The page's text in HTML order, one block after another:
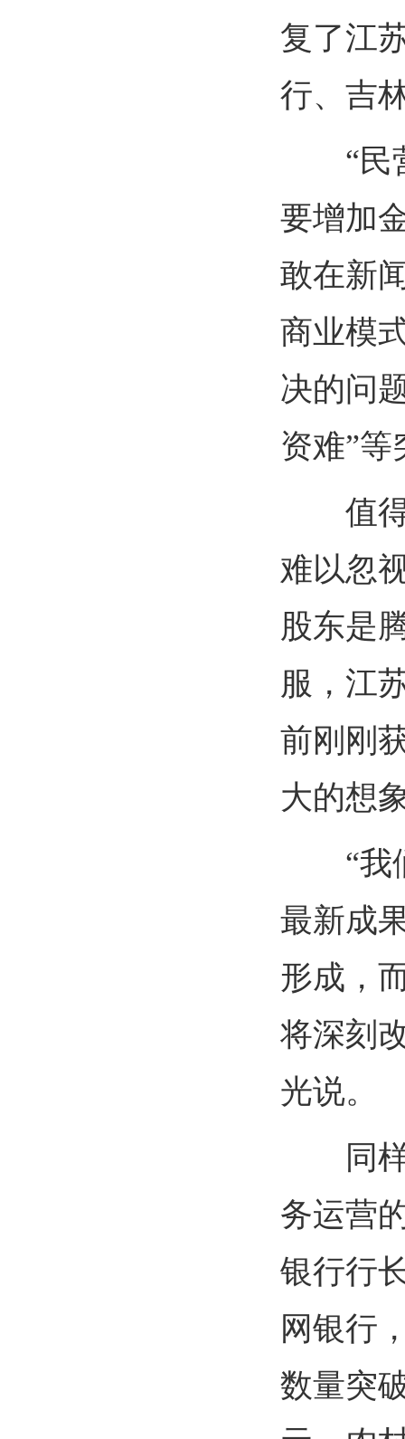
复了江
行、吉
“民营
要增加
敢在新
商业模
决的问
资难”等
值得
难以忽
股东是
服，江
前刚刚
大的想
“我们
最新成
形成，
将深刻
光说。
同样
务运营
银行行
网银行
数量突